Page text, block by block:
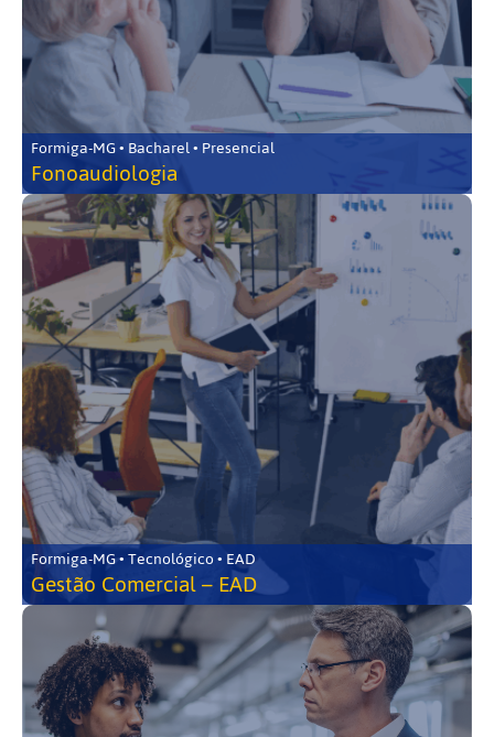
Formiga-MG • Bacharel • Presencial
Fonoaudiologia
Formiga-MG • Tecnológico • EAD
Gestão Comercial – EAD